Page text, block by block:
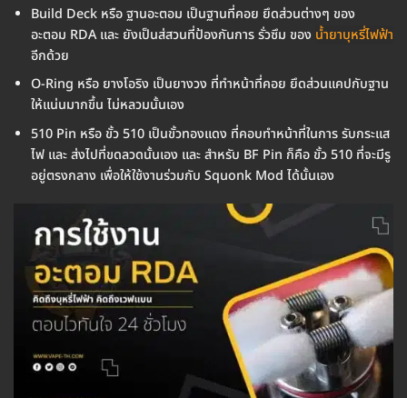
Build Deck หรือ ฐานอะตอม เป็นฐานที่คอย ยึดส่วนต่างๆ ของ
อะตอม RDA และ ยังเป็นส่สวนที่ป้องกันการ รั่วซึม ของ น้ำยาบุหรี่ไฟฟ้า
อีกด้วย
O-Ring หรือ ยางโอริง เป็นยางวง ที่ทำหน้าที่คอย ยึดส่วนแคปกับฐาน
ให้แน่นมากขึ้น ไม่หลวมนั้นเอง
510 Pin หรือ ขั้ว 510 เป็นขั้วทองแดง ที่คอบทำหน้าที่ในการ รับกระแส
ไฟ และ ส่งไปที่ขดลวดนั้นเอง และ สำหรับ BF Pin ก็คือ ขั้ว 510 ที่จะมีรู
อยู่ตรงกลาง เพื่อให้ใช้งานร่วมกับ Squonk Mod ได้นั้นเอง